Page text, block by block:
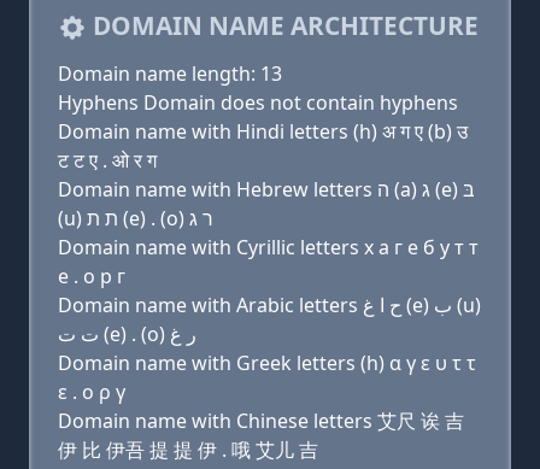
DOMAIN NAME ARCHITECTURE
Domain name length: 13
Hyphens Domain does not contain hyphens
Domain name with Hindi letters (h) अ ग ए (b) उ
ट ट ए . ओ र ग
Domain name with Hebrew letters ה (a) ג (e) בּ
(u) ת ת (e) . (ο) ר ג
Domain name with Cyrillic letters х a г e б у т т
e . о р г
Domain name with Arabic letters ﺡ ﺍ ﻍ (e) ﺏ (u)
ﺕ ﺕ (e) . (o) ﺭ ﻍ
Domain name with Greek letters (h) α γ ε υ τ τ
ε . ο ρ γ
Domain name with Chinese letters 艾尺 诶 吉
伊 比 伊吾 提 提 伊 . 哦 艾儿 吉